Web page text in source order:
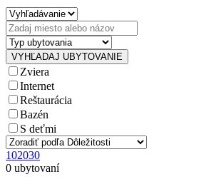
Zviera
Internet
Reštaurácia
Bazén
S deťmi
102030
0 ubytovaní